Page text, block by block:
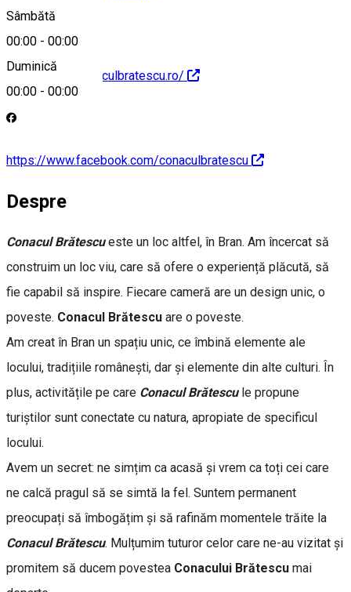
Sâmbătă
00:00 - 00:00
Duminică
00:00 - 00:00
https://www.conaculbratescu.ro/
https://www.facebook.com/conaculbratescu
Despre
Conacul Brătescueste un loc altfel, în Bran. Am încercat să
construim un loc viu, care să ofere o experiență plăcută, să
fie capabil să inspire. Fiecare cameră are un design unic, o
poveste. Conacul Brătescu are o poveste.
Am creat în Bran un spațiu unic, ce îmbină elemente ale
locului, tradițiile românești, dar și elemente din alte culturi. În
plus, activitățile pe care Conacul Brătescule propune
turiștilor sunt conectate cu natura, apropiate de specificul
locului.
Avem un secret: ne simțim ca acasă și vrem ca toți cei care
ne calcă pragul să se simtă la fel. Suntem permanent
preocupați să îmbogățim și să rafinăm momentele trăite la
Conacul Brătescu. Mulțumim tuturor celor care ne-au vizitat și
promitem să ducem povestea Conacului Brătescu mai